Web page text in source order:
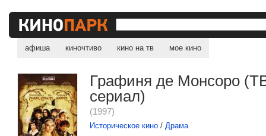
афиша киночтиво кино на тв мое кино
Графиня де Монсоро
сериал)
(1997)
Историческое кино /Драма